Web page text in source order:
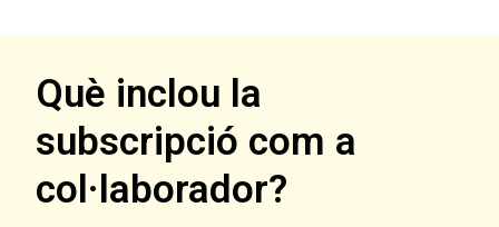
Què inclou la
subscripció com a
col·laborador?